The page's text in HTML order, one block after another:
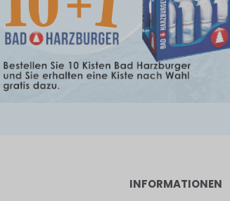
INFORMATIONEN